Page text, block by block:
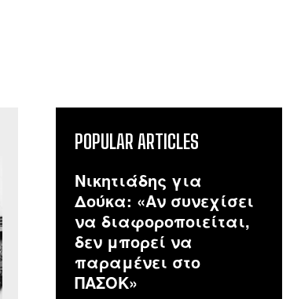
POPULAR ARTICLES
Νικητιάδης για
Δούκα: «Αν συνεχίσει
να διαφοροποιείται,
δεν μπορεί να
παραμένει στο
ΠΑΣΟΚ»